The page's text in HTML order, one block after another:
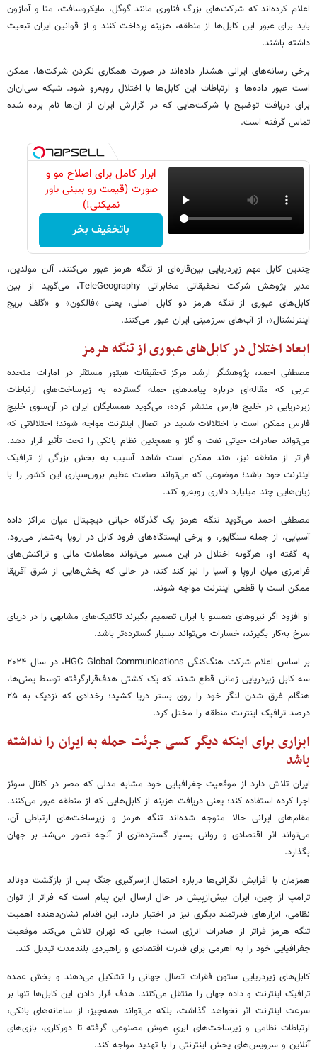
اعلام کرده‌اند که شرکت‌های بزرگ فناوری مانند گوگل، مایکروسافت، متا و آمازون
باید برای عبور این کابل‌ها از منطقه، هزینه پرداخت کنند و از قوانین ایران تبعیت
داشته باشند.
برخی رسانه‌های ایرانی هشدار داده‌اند در صورت همکاری نکردن شرکت‌ها، ممکن
است عبور داده‌ها و ارتباطات این کابل‌ها با اختلال روبه‌رو شود. شبکه سی‌ان‌ان‌
برای دریافت توضیح با شرکت‌هایی که در گزارش ایران از آن‌ها نام برده شده
تماس گرفته است.
ابزار کامل برای اصلاح مو و
صورت (قیمت رو ببینی باور
نمیکنی!)
باتخفیف بخر
چندین کابل مهم زیردریایی بین‌قاره‌ای از تنگه هرمز عبور می‌کنند. آلن مولدین،
مدیر پژوهش شرکت تحقیقاتی مخابراتی TeleGeography، می‌گوید از بین
کابل‌های عبوری از تنگه هرمز دو کابل‌ اصلی، یعنی «فالکون» و «گلف بریج
اینترنشنال»، از آب‌های سرزمینی ایران عبور می‌کنند.
ابعاد اختلال در کابل‌های عبوری از تنگه هرمز
مصطفی احمد، پژوهشگر ارشد مرکز تحقیقات هبتور مستقر در امارات متحده
عربی که مقاله‌ای درباره پیامدهای حمله گسترده به زیرساخت‌های ارتباطات
زیردریایی در خلیج فارس منتشر کرده، می‌گوید همسایگان ایران در آن‌سوی خلیج
فارس ممکن است با اختلالات شدید در اتصال اینترنت مواجه شوند؛ اختلالاتی که
می‌تواند صادرات حیاتی نفت و گاز و همچنین نظام بانکی را تحت تأثیر قرار دهد.
فراتر از منطقه نیز، هند ممکن است شاهد آسیب به بخش بزرگی از ترافیک
اینترنت خود باشد؛ موضوعی که می‌تواند صنعت عظیم برون‌سپاری این کشور را با
زیان‌هایی چند میلیارد دلاری روبه‌رو کند.
مصطفی احمد می‌گوید تنگه هرمز یک گذرگاه حیاتی دیجیتال میان مراکز داده
آسیایی، از جمله سنگاپور، و برخی ایستگاه‌های فرود کابل در اروپا به‌شمار می‌رود.
به گفته او، هرگونه اختلال در این مسیر می‌تواند معاملات مالی و تراکنش‌های
فرامرزی میان اروپا و آسیا را نیز کند کند، در حالی که بخش‌هایی از شرق آفریقا
ممکن است با قطعی اینترنت مواجه شوند.
او افزود اگر نیروهای همسو با ایران تصمیم بگیرند تاکتیک‌های مشابهی را در دریای
سرخ به‌کار بگیرند، خسارات می‌تواند بسیار گسترده‌تر باشد.
بر اساس اعلام شرکت هنگ‌کنگی HGC Global Communications، در سال ۲۰۲۴
سه کابل زیردریایی زمانی قطع شدند که یک کشتی هدف‌قرارگرفته توسط یمنی‌ها،
هنگام غرق شدن لنگر خود را روی بستر دریا کشید؛ رخدادی که نزدیک به ۲۵
درصد ترافیک اینترنت منطقه را مختل کرد.
ابزاری برای اینکه دیگر کسی جرئت حمله به ایران را نداشته
باشد
ایران تلاش دارد از موقعیت جغرافیایی خود مشابه مدلی که مصر در کانال سوئز
اجرا کرده استفاده کند؛ یعنی دریافت هزینه از کابل‌هایی که از منطقه عبور می‌کنند.
مقام‌های ایرانی حالا متوجه شده‌اند تنگه هرمز و زیرساخت‌های ارتباطی آن،
می‌تواند اثر اقتصادی و روانی بسیار گسترده‌تری از آنچه تصور می‌شد بر جهان
بگذارد.
همزمان با افزایش نگرانی‌ها درباره احتمال ازسرگیری جنگ پس از بازگشت دونالد
ترامپ از چین، ایران بیش‌ازپیش در حال ارسال این پیام است که فراتر از توان
نظامی، ابزارهای قدرتمند دیگری نیز در اختیار دارد. این اقدام نشان‌دهنده اهمیت
تنگه هرمز فراتر از صادرات انرژی است؛ جایی که تهران تلاش می‌کند موقعیت
جغرافیایی خود را به اهرمی برای قدرت اقتصادی و راهبردی بلندمدت تبدیل کند.
کابل‌های زیردریایی ستون فقرات اتصال جهانی را تشکیل می‌دهند و بخش عمده
ترافیک اینترنت و داده جهان را منتقل می‌کنند. هدف قرار دادن این کابل‌ها تنها بر
سرعت اینترنت اثر نخواهد گذاشت، بلکه می‌تواند همه‌چیز، از سامانه‌های بانکی،
ارتباطات نظامی و زیرساخت‌های ابریِ هوش مصنوعی گرفته تا دورکاری، بازی‌های
آنلاین و سرویس‌های پخش اینترنتی را با تهدید مواجه کند.